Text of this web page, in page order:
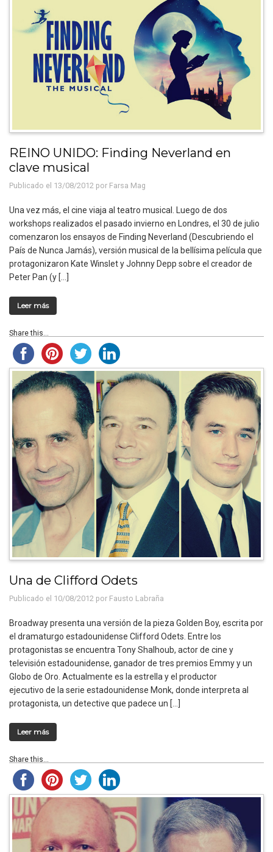
REINO UNIDO: Finding Neverland en
clave musical
Publicado el 13/08/2012 por Farsa Mag
Una vez más, el cine viaja al teatro musical. Luego de dos
workshops realizados el pasado invierno en Londres, el 30 de julio
comenzaron los ensayos de Finding Neverland (Descubriendo el
País de Nunca Jamás), versión musical de la bellísima película que
protagonizaron Kate Winslet y Johnny Depp sobre el creador de
Peter Pan (y […]
Leer más
Share this...
Una de Clifford Odets
Publicado el 10/08/2012 por Fausto Labraña
Broadway presenta una versión de la pieza Golden Boy, escrita por
el dramaturgo estadounidense Clifford Odets. Entre los
protagonistas se encuentra Tony Shalhoub, actor de cine y
televisión estadounidense, ganador de tres premios Emmy y un
Globo de Oro. Actualmente es la estrella y el productor
ejecutivo de la serie estadounidense Monk, donde interpreta al
protagonista, un detective que padece un […]
Leer más
Share this...